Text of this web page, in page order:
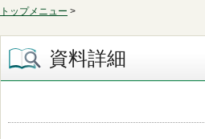
トップメニュー >
資料詳細